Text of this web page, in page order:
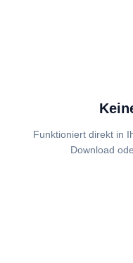
Funktioniert direkt in
Download